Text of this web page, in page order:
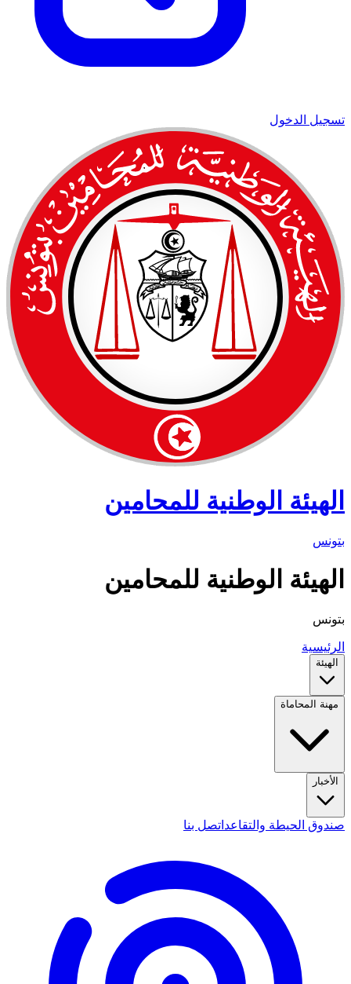
تسجيل الدخول
الهيئة الوطنية للمحامين
بتونس
الهيئة الوطنية للمحامين
بتونس
الرئيسية
الهيئة
مهنة المحاماة
الأخبار
صندوق الحيطة والتقاعد اتصل بنا